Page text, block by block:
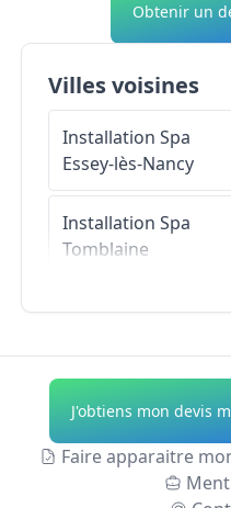
Obtenir un
Villes voisines
Installation Spa
Essey-lès-Nancy
Installation Spa
Tomblaine
Installation Spa
Malzéville
Installation Spa
J'obtiens mon devis
Faire apparaitre